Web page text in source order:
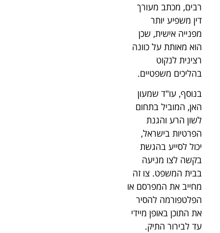
רבים, מכתב מעורך
דין משפיע יותר
מפנייה אישית, שכן
הוא מאותת על כוונה
רצינית לנקוט
בהליכים משפטיים.
בנוסף, עו"ד שמעון
האן, המוביל בתחום
לשון הרע והגנת
הפרטיות בישראל,
יכול לסייע בהגשת
בקשה לצו מניעה
בבית המשפט. צו זה
מחייב את המפרסם או
הפלטפורמה להסיר
את התוכן באופן מיידי
עד לבירור התיק.